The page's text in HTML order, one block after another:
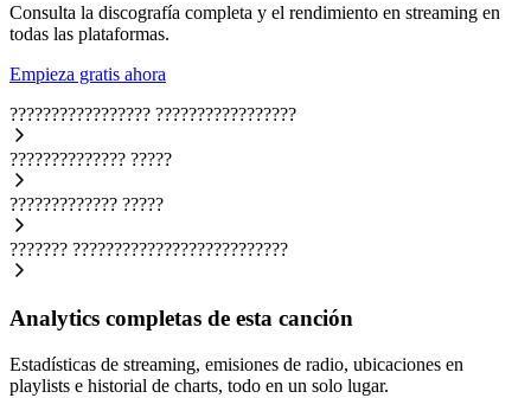
Consulta la discografía completa y el rendimiento en streaming en
todas las plataformas.
Empieza gratis ahora
????????????????? ?????????????????
?????????????? ?????
????????????? ?????
??????? ??????????????????????????
Analytics completas de esta canción
Estadísticas de streaming, emisiones de radio, ubicaciones en
playlists e historial de charts, todo en un solo lugar.